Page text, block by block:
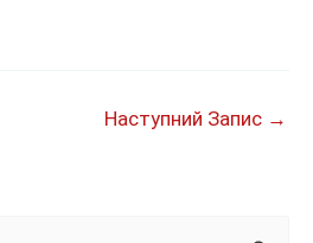
Наступний Запис →